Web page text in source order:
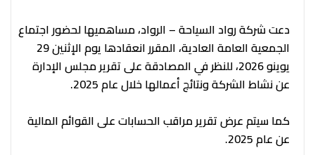
دعت شركة رواد السياحة – الرواد، مساهميها لحضور اجتماع
الجمعية العامة العادية، المقرر انعقادها يوم الإثنين 29
يوينو 2026، للنظر في المصادقة على تقرير مجلس الإدارة
عن نشاط الشركة ونتائج أعمالها خلال عام 2025.
كما سيتم عرض تقرير مراقب الحسابات على القوائم المالية
عن عام 2025.